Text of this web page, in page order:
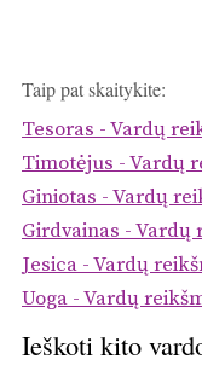
Taip pat skaitykite:
Tesoras - Vardų
Timotėjus - Vardų
Giniotas - Vardų
Girdvainas - Vardų
Jesica - Vardų
Uoga - Vardų
Ieškoti kito